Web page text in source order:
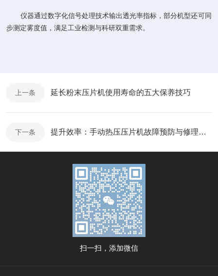
仪器通过数字化信号处理技术输出透光率指标，部分机型还可同
步测定雾度值，满足工业检测与科研双重需求。
上一条 延长粉末压片机使用寿命的五大保养技巧
下一条 提升效率：手动热压压片机故障预防与修理建议
扫一扫，添加微信